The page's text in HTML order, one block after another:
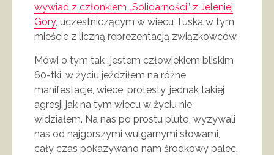
wywiad z członkiem „Solidarności” z Jeleniej
Góry, uczestniczącym w wiecu Tuska w tym
mieście z liczną reprezentacją związkowców.
Mówi o tym tak „jestem człowiekiem bliskim
60-tki, w życiu jeździłem na różne
manifestacje, wiece, protesty, jednak takiej
agresji jak na tym wiecu w życiu nie
widziałem. Na nas po prostu pluto, wyzywali
nas od najgorszymi wulgarnymi słowami,
cały czas pokazywano nam środkowy palec.